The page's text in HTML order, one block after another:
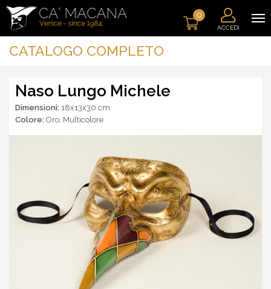
0
ACCEDI
CATALOGO COMPLETO
Naso Lungo Michele
Dimensioni: 18x13x30 cm
Colore: Oro, Multicolore